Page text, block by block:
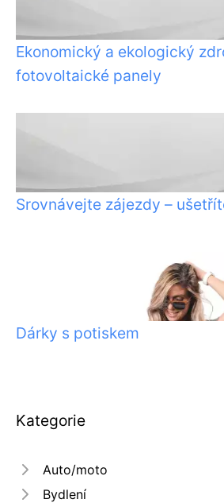
Ekonomický a ekologický
fotovoltaické panely
Srovnávejte zájezdy –
Dárky s potiskem
Kategorie
Auto/moto
Bydlení